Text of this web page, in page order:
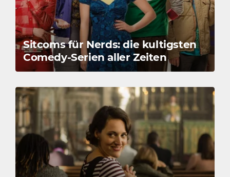
Sitcoms für Nerds: die kultigsten
Comedy-Serien aller Zeiten